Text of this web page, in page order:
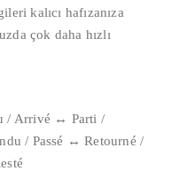
kalıcı hafızanıza
çok daha hızlı
/ Arrivé ↔ Parti /
/ Passé ↔ Retourné /